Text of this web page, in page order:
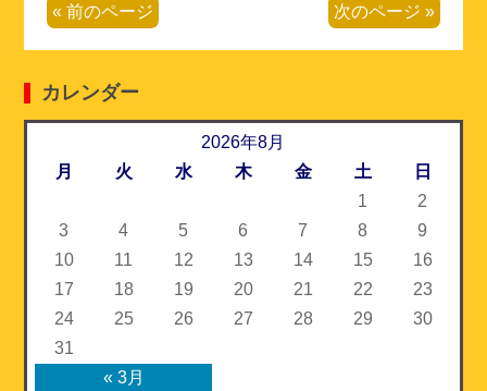
« 前のページ 次のページ »
カレンダー
2026年8月
月
火 水 木 金 土 日
« 3月
1
2
3
4 5 6 7 8
9
10
11 12 13 14 15
16
17
18 19 20 21 22
23
24
25 26 27 28 29
30
31